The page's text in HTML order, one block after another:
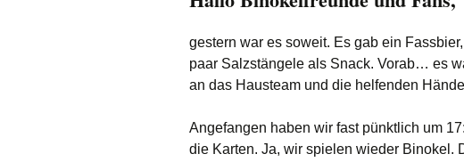
gestern war es soweit. Es gab ein
paar Salzstängele als Snack. Vorab… es
an das Hausteam und die helfenden
Angefangen haben wir fast pünktlich um
die Karten. Ja, wir spielen wieder Binokel.